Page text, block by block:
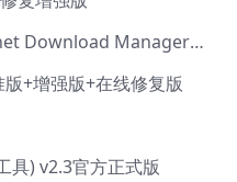
IDM下载器中文版 Internet Download Manager v6.42.36 IDM
+增强版+在线修复版
具) v2.3官方正式版